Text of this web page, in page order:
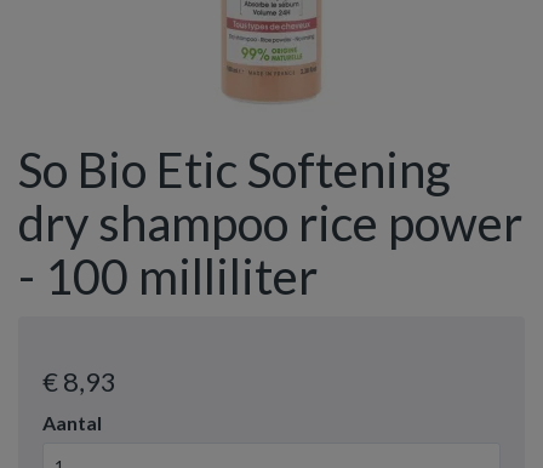
So Bio Etic Softening
dry shampoo rice power
- 100 milliliter
€ 8,93
Aantal